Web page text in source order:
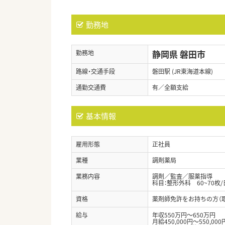
勤務地
勤務地 静岡県 磐田市
路線・交通手段
磐田駅 (JR東海道本線)
通勤交通費
有／全額支給
基本情報
雇用形態
正社員
業種
調剤薬局
業務内容
調剤／監査／服薬指導
科目：整形外科 60~70枚/
資格
薬剤師免許をお持ちの方（
給与
年収550万円～650万円
月給450,000円～550,000